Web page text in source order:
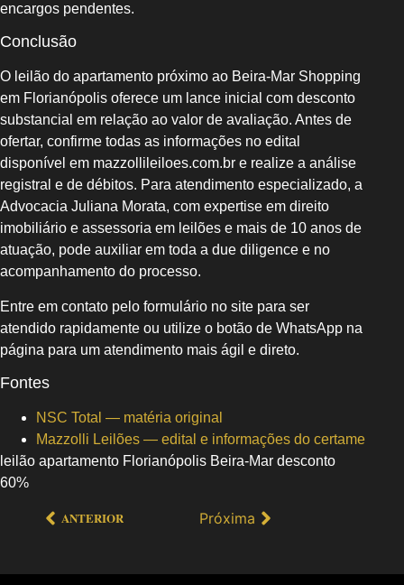
encargos pendentes.
Conclusão
O leilão do apartamento próximo ao Beira‑Mar Shopping
em Florianópolis oferece um lance inicial com desconto
substancial em relação ao valor de avaliação. Antes de
ofertar, confirme todas as informações no edital
disponível em mazzollileiloes.com.br e realize a análise
registral e de débitos. Para atendimento especializado, a
Advocacia Juliana Morata, com expertise em direito
imobiliário e assessoria em leilões e mais de 10 anos de
atuação, pode auxiliar em toda a due diligence e no
acompanhamento do processo.
Entre em contato pelo formulário no site para ser
atendido rapidamente ou utilize o botão de WhatsApp na
página para um atendimento mais ágil e direto.
Fontes
NSC Total — matéria original
Mazzolli Leilões — edital e informações do certame
leilão apartamento Florianópolis Beira-Mar desconto
60%
ANTERIOR Próxima